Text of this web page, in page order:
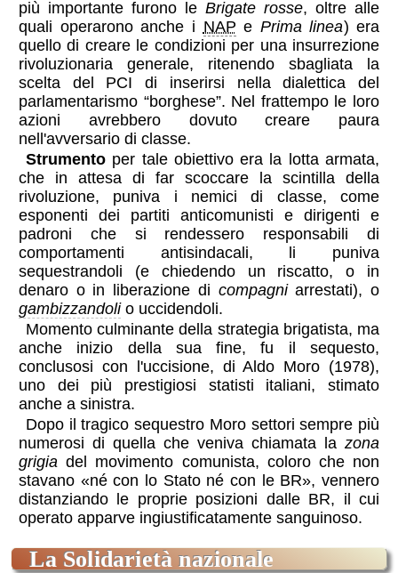
più importante furono leBrigate rosse, oltre alle
quali operarono anche i NAP e Prima linea) era
quello di creare le condizioni per una insurrezione
rivoluzionaria generale, ritenendo sbagliata la
scelta del PCI di inserirsi nella dialettica del
parlamentarismo “borghese”. Nel frattempo le loro
azioni avrebbero dovuto creare paura
nell'avversario di classe.
Strumentoper tale obiettivo era la lotta armata,
che in attesa di far scoccare la scintilla della
rivoluzione, puniva i nemici di classe, come
esponenti dei partiti anticomunisti e dirigenti e
padroni che si rendessero responsabili di
comportamenti antisindacali, li puniva
sequestrandoli (e chiedendo un riscatto, o in
denaro o in liberazione di compagniarrestati), o
gambizzandolio uccidendoli.
Momento culminante della strategia brigatista, ma
anche inizio della sua fine, fu il sequesto,
conclusosi con l'uccisione, di Aldo Moro (1978),
uno dei più prestigiosi statisti italiani, stimato
anche a sinistra.
Dopo il tragico sequestro Moro settori sempre più
numerosi di quella che veniva chiamata lazona
grigia del movimento comunista, coloro che non
stavano «né con lo Stato né con le BR», vennero
distanziando le proprie posizioni dalle BR, il cui
operato apparve ingiustificatamente sanguinoso.
la Solidarietà nazionale